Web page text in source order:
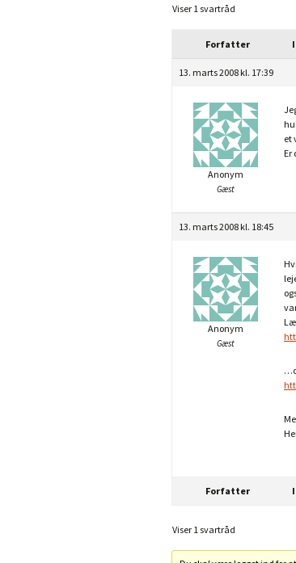
Viser 1 svartråd
Forfatter
13. marts 2008 kl. 17:39
Anonym
Gæst
et
Er
13. marts 2008 kl. 18:45
Anonym
Gæst
Forfatter
Viser 1 svartråd